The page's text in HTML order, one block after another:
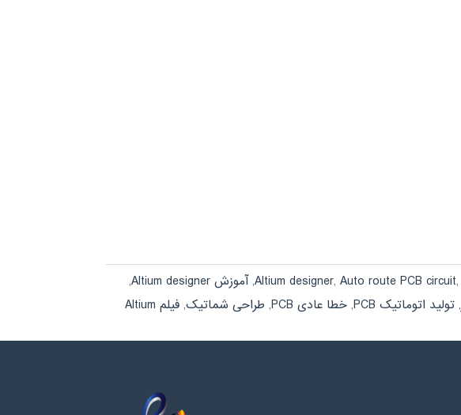
Altium designer, Auto route PCB circuit,
,آموزش Altium designer
,
,تولید اتوماتیک PCB ,خطا عادی PCB , طراحی شماتیک,
فیلم Altium